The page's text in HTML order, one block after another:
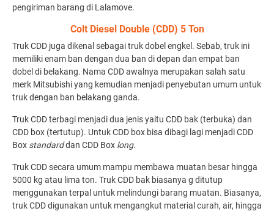
pengiriman barang di Lalamove.
Colt Diesel Double (CDD) 5 Ton
Truk CDD juga dikenal sebagai truk dobel engkel. Sebab, truk ini
memiliki enam ban dengan dua ban di depan dan empat ban
dobel di belakang. Nama CDD awalnya merupakan salah satu
merk Mitsubishi yang kemudian menjadi penyebutan umum untuk
truk dengan ban belakang ganda.
Truk CDD terbagi menjadi dua jenis yaitu CDD bak (terbuka) dan
CDD box (tertutup). Untuk CDD box bisa dibagi lagi menjadi CDD
Box standarddan CDD Box long.
Truk CDD secara umum mampu membawa muatan besar hingga
5000 kg atau lima ton. Truk CDD bak biasanya g ditutup
menggunakan terpal untuk melindungi barang muatan. Biasanya,
truk CDD digunakan untuk mengangkut material curah, air, hingga